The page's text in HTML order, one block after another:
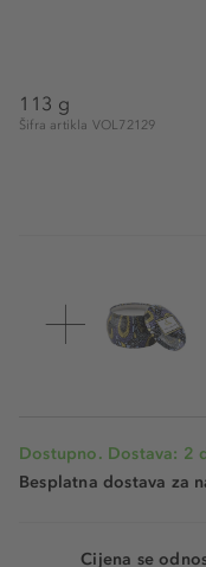
113 g
Šifra artikla VOL72129
Dostupno. Dostava: 2
Besplatna dostava za
Cijena se